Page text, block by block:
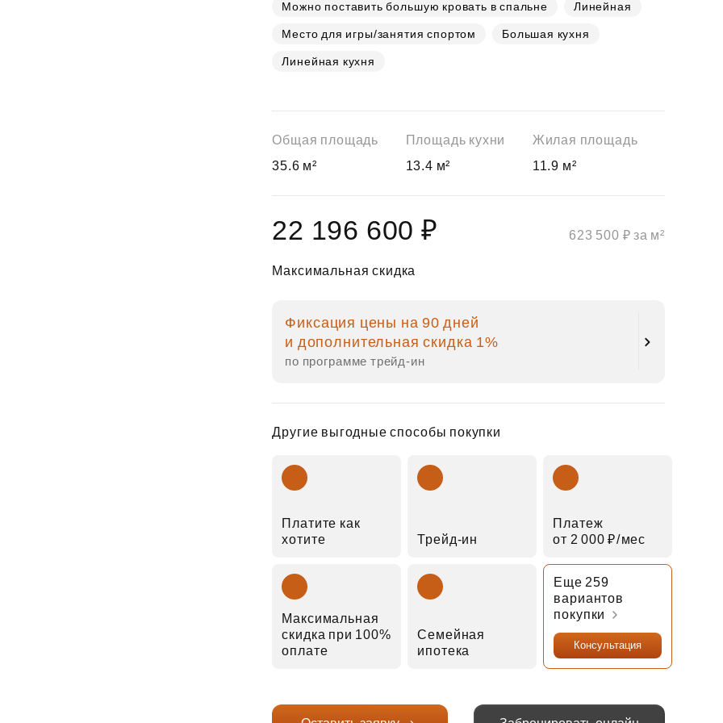
22 196 600 ₽
Максимальная скидка
Фиксация цены на 90 дней
и дополнительная скидка 1%
по программе трейд‑ин
Другие выгодные способы покупки
Платите как
хотите
Трейд‑ин
Платеж
от 2 000 ₽⁠/⁠мес
Максимальная
скидка при 100%
оплате
Семейная
ипотека
Еще 259
вариантов
покупки
Консультация
623 500 ₽ за м²
Можно поставить большую кровать в спальне Линейная
Место для игры/занятия спортом Большая кухня
Линейная кухня
Общая площадь
35.6 м²
Площадь кухни
13.4 м²
Жилая площадь
11.9 м²